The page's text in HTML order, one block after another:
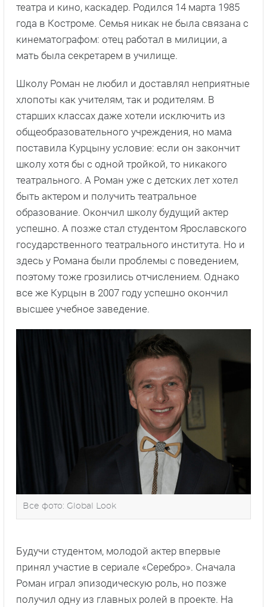
театра и кино, каскадер. Родился 14 марта 1985
года в Костроме. Семья никак не была связана с
кинематографом: отец работал в милиции, а
мать была секретарем в училище.
Школу Роман не любил и доставлял неприятные
хлопоты как учителям, так и родителям. В
старших классах даже хотели исключить из
общеобразовательного учреждения, но мама
поставила Курцыну условие: если он закончит
школу хотя бы с одной тройкой, то никакого
театрального. А Роман уже с детских лет хотел
быть актером и получить театральное
образование. Окончил школу будущий актер
успешно. А позже стал студентом Ярославского
государственного театрального института. Но и
здесь у Романа были проблемы с поведением,
поэтому тоже грозились отчислением. Однако
все же Курцын в 2007 году успешно окончил
высшее учебное заведение.
Все фото: Global Look
Будучи студентом, молодой актер впервые
принял участие в сериале «Серебро». Сначала
Роман играл эпизодическую роль, но позже
получил одну из главных ролей в проекте. На